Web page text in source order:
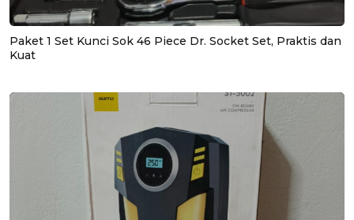
Paket 1 Set Kunci Sok 46 Piece Dr. Socket Set, Praktis dan
Kuat